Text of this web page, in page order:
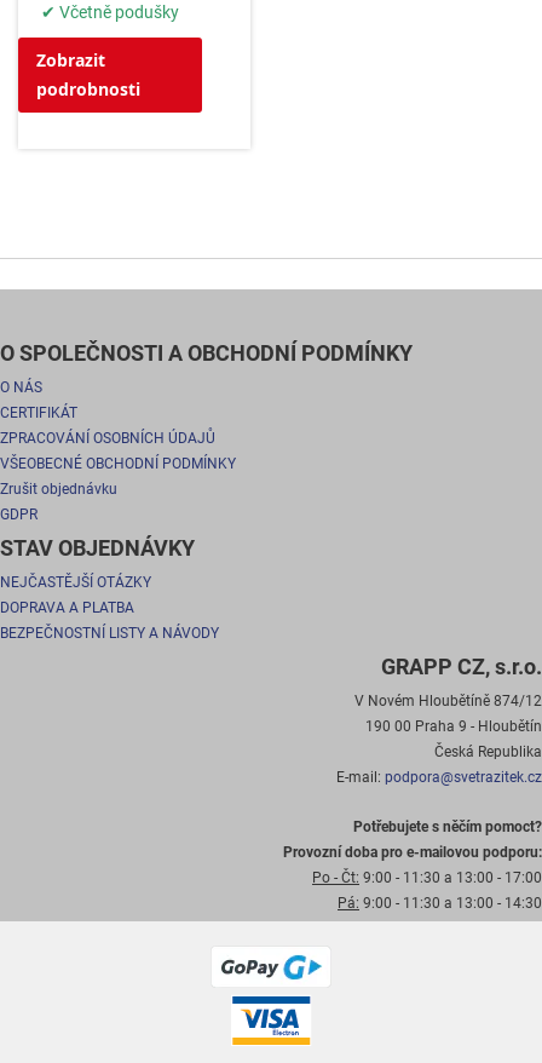
✔ Včetně podušky
Zobrazit
podrobnosti
O SPOLEČNOSTI A OBCHODNÍ PODMÍNKY
O NÁS
CERTIFIKÁT
ZPRACOVÁNÍ OSOBNÍCH ÚDAJŮ
VŠEOBECNÉ OBCHODNÍ PODMÍNKY
Zrušit objednávku
GDPR
STAV OBJEDNÁVKY
NEJČASTĚJŠÍ OTÁZKY
DOPRAVA A PLATBA
BEZPEČNOSTNÍ LISTY A NÁVODY
GRAPP CZ, s.r.o.
V Novém Hloubětíně 874/12
190 00 Praha 9 - Hloubětín
Česká Republika
E-mail: podpora@svetrazitek.cz
Potřebujete s něčím pomoct?
Provozní doba pro e-mailovou podporu:
Po - Čt: 9:00 - 11:30 a 13:00 - 17:00
Pá: 9:00 - 11:30 a 13:00 - 14:30